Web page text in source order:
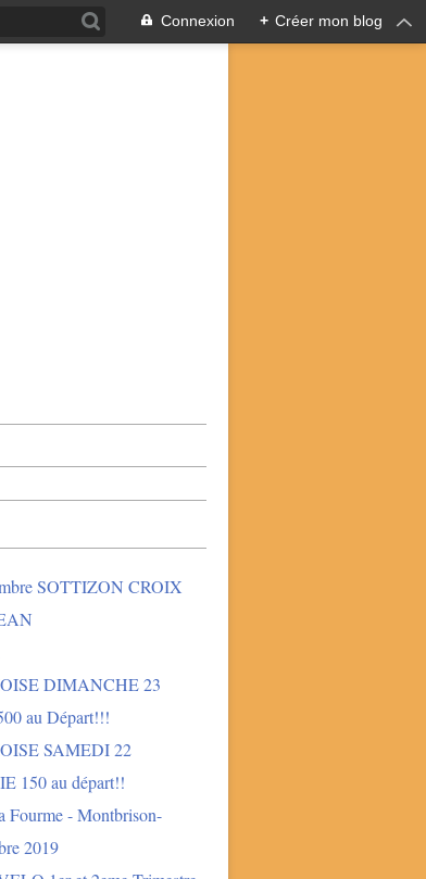
Connexion + Créer mon blog
SOTTIZON CROIX
DIMANCHE 23
au Départ!!!
SAMEDI 22
150 au départ!!
Fourme - Montbrison-
2019